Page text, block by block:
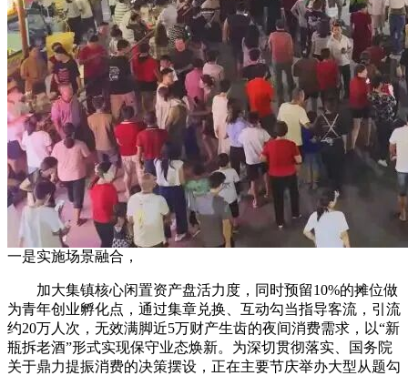
一是实施场景融合，
加大集镇核心闲置资产盘活力度，同时预留10%的摊位做
为青年创业孵化点，通过集章兑换、互动勾当指导客流，引流
约20万人次，无效满脚近5万财产生齿的夜间消费需求，以“新
瓶拆老酒”形式实现保守业态焕新。为深切贯彻落实、国务院
关于鼎力提振消费的决策摆设，正在主要节庆举办大型从题勾